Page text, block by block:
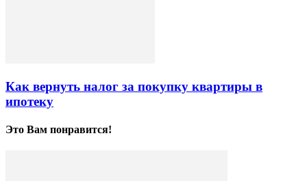
Как вернуть налог за покупку квартиры в
ипотеку
Это Вам понравится!